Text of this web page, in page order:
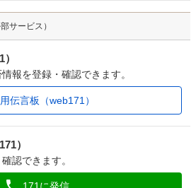
部サービス）
報を登録・確認できます。
伝言板（web171）
）
認できます。
171に発信